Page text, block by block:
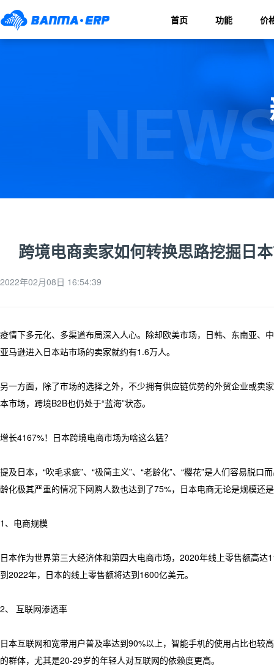
首页 功能 价
跨境电商卖家如何转换思路挖掘日
2022年02月08日 16:54:39
疫情下多元化、多渠道布局深入人心。除却欧美市场，日韩、东南亚
亚马逊进入日本站市场的卖家就约有1.6万人。
另一方面，除了市场的选择之外，不少拥有供应链优势的外贸企业或
本市场，跨境B2B也仍处于“蓝海”状态。
增长4167%！日本跨境电商市场为啥这么猛？
提及日本，“吹毛求疵”、“极简主义”、“老龄化”、“樱花”是人们容易脱
龄化极其严重的情况下网购人数也达到了75%，日本电商无论是规模还
1、电商规模
日本作为世界第三大经济体和第四大电商市场，2020年线上零售额高
到2022年，日本的线上零售额将达到1600亿美元。
2、 互联网渗透率
日本互联网和宽带用户普及率达到90%以上，智能手机的使用占比也
的群体，尤其是20-29岁的年轻人对互联网的依赖度更高。